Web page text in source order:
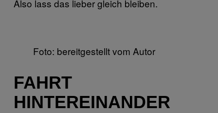
Also lass das lieber gleich bleiben.
Foto: bereitgestellt vom Autor
FAHRT
HINTEREINANDER